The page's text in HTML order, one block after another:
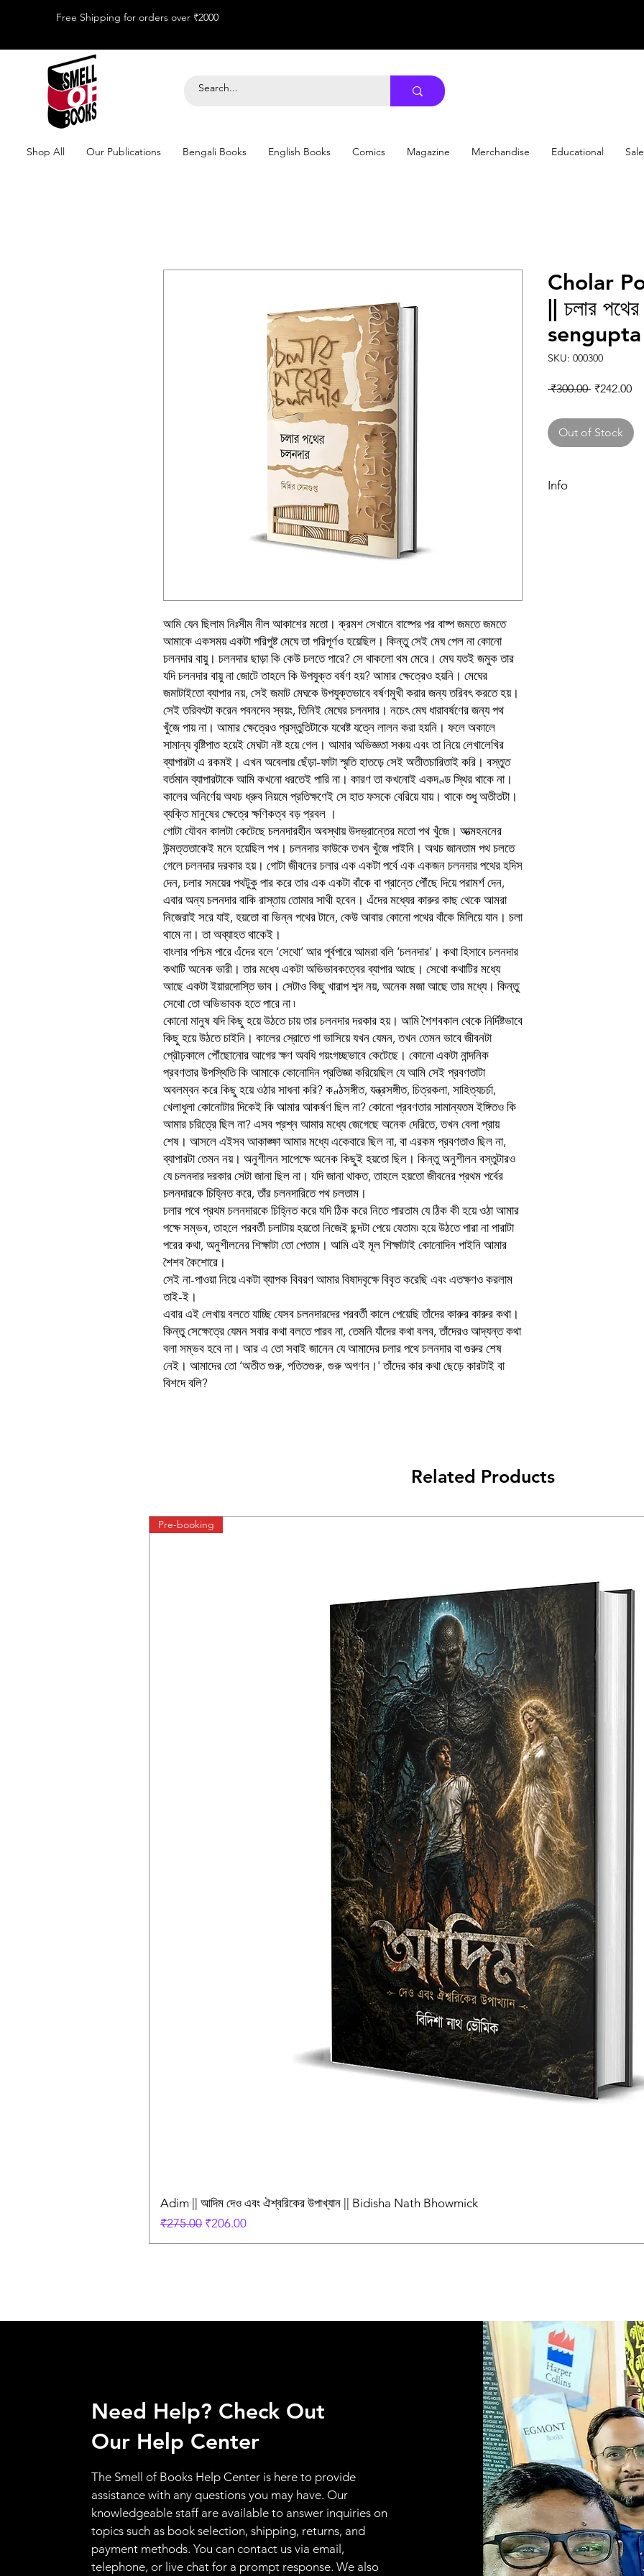
Free Shipping for orders over ₹2000
Shop All Our Publications Bengali Books English Books Comics Magazine Merchandise Educational Sale
আমি যেন ছিলাম নিঃসীম নীল আকাশের মতো। ক্রমশ সেখানে বাষ্পের পর বাষ্প জমতে জমতে
আমাকে একসময় একটা পরিপুষ্ট মেঘে তা পরিপূর্ণও হয়েছিল। কিন্তু সেই মেঘ পেল না কোনো
চলনদার বায়ু। চলনদার ছাড়া কি কেউ চলতে পারে? সে থাকলো থম মেরে। মেঘ যতই জমুক তার
যদি চলনদার বায়ু না জোটে তাহলে কি উপযুক্ত বর্ষণ হয়? আমার ক্ষেত্রেও হয়নি। মেঘের
জমাটাইতো ব্যাপার নয়, সেই জমাট মেঘকে উপযুক্তভাবে বর্ষণমুখী করার জন্য তরিবৎ করতে হয়।
সেই তরিবৎটা করেন পবনদেব স্বয়ং, তিনিই মেঘের চলনদার। নচেৎ মেঘ ধারাবর্ষণের জন্য পথ
খুঁজে পায় না। আমার ক্ষেত্রেও প্রস্তুতিটাকে যথেষ্ট যত্নে লালন করা হয়নি। ফলে অকালে
সামান্য বৃষ্টিপাত হয়েই মেঘটা নষ্ট হয়ে গেল। আমার অভিজ্ঞতা সঞ্চয় এবং তা নিয়ে লেখালেখির
ব্যাপারটা এ রকমই। এখন অবেলায় ছেঁড়া-ফাটা স্মৃতি হাতড়ে সেই অতীতচারিতাই করি। বস্তুত
বর্তমান ব্যাপারটাকে আমি কখনো ধরতেই পারি না। কারণ তা কখনোই একদণ্ড স্থির থাকে না।
কালের অনির্ণেয় অথচ ধ্রুব নিয়মে প্রতিক্ষণেই সে হাত ফসকে বেরিয়ে যায়। থাকে শুধু অতীতটা।
ব্যক্তি মানুষের ক্ষেত্রে ক্ষণিকত্ব বড় প্রবল ।
গোটা যৌবন কালটা কেটেছে চলনদারহীন অবস্থায় উদভ্রান্তের মতো পথ খুঁজে। আত্মহননের
উন্মত্ততাকেই মনে হয়েছিল পথ। চলনদার কাউকে তখন খুঁজে পাইনি। অথচ জানতাম পথ চলতে
গেলে চলনদার দরকার হয়। গোটা জীবনের চলার এক একটা পর্বে এক একজন চলনদার পথের হদিস
দেন, চলার সময়ের পথটুকু পার করে তার এক একটা বাঁকে বা প্রান্তে পৌঁছে দিয়ে পরামর্শ দেন,
এবার অন্য চলনদার বাকি রাস্তায় তোমার সাথী হবেন। এঁদের মধ্যের কারুর কাছ থেকে আমরা
নিজেরাই সরে যাই, হয়তো বা ভিন্ন পথের টানে, কেউ আবার কোনো পথের বাঁকে মিলিয়ে যান। চলা
থামে না। তা অব্যাহত থাকেই।
বাংলার পশ্চিম পারে এঁদের বলে ‘সেথো’ আর পূর্বপারে আমরা বলি ‘চলনদার’। কথা হিসাবে চলনদার
কথাটি অনেক ভারী। তার মধ্যে একটা অভিভাবকত্বের ব্যাপার আছে। সেথো কথাটির মধ্যে
আছে একটা ইয়ারদোস্তি ভাব। সেটাও কিছু খারাপ শব্দ নয়, অনেক মজা আছে তার মধ্যে। কিন্তু
সেথো তো অভিভাবক হতে পারে না ৷
কোনো মানুষ যদি কিছু হয়ে উঠতে চায় তার চলনদার দরকার হয়। আমি শৈশবকাল থেকে নির্দিষ্টভাবে
কিছু হয়ে উঠতে চাইনি। কালের স্রোতে গা ভাসিয়ে যখন যেমন, তখন তেমন ভাবে জীবনটা
প্রৌঢ়কালে পৌঁছোনোর আগের ক্ষণ অবধি গয়ংগচ্ছভাবে কেটেছে। কোনো একটা নান্দনিক
প্রবণতার উপস্থিতি কি আমাকে কোনোদিন প্রতিজ্ঞা করিয়েছিল যে আমি সেই প্রবণতাটা
অবলম্বন করে কিছু হয়ে ওঠার সাধনা করি? কণ্ঠসঙ্গীত, যন্ত্রসঙ্গীত, চিত্রকলা, সাহিত্যচর্চা,
খেলাধুলা কোনোটার দিকেই কি আমার আকর্ষণ ছিল না? কোনো প্রবণতার সামান্যতম ইঙ্গিতও কি
আমার চরিত্রে ছিল না? এসব প্রশ্ন আমার মধ্যে জেগেছে অনেক দেরিতে, তখন বেলা প্রায়
শেষ। আসলে এইসব আকাঙ্ক্ষা আমার মধ্যে একেবারে ছিল না, বা এরকম প্রবণতাও ছিল না,
ব্যাপারটা তেমন নয়। অনুশীলন সাপেক্ষে অনেক কিছুই হয়তো ছিল। কিন্তু অনুশীলন বস্তুটারও
যে চলনদার দরকার সেটা জানা ছিল না। যদি জানা থাকত, তাহলে হয়তো জীবনের প্রথম পর্বের
চলনদারকে চিহ্নিত করে, তাঁর চলনদারিতে পথ চলতাম।
চলার পথে প্রথম চলনদারকে চিহ্নিত করে যদি ঠিক করে নিতে পারতাম যে ঠিক কী হয়ে ওঠা আমার
পক্ষে সম্ভব, তাহলে পরবর্তী চলাটায় হয়তো নিজেই ছন্দটা পেয়ে যেতাম৷ হয়ে উঠতে পারা না পারাটা
পরের কথা, অনুশীলনের শিক্ষাটা তো পেতাম। আমি এই মূল শিক্ষাটাই কোনোদিন পাইনি আমার
শৈশব কৈশোরে।
সেই না-পাওয়া নিয়ে একটা ব্যাপক বিবরণ আমার বিষাদবৃক্ষে বিবৃত করেছি এবং এতক্ষণও করলাম
তাই-ই।
এবার এই লেখায় বলতে যাচ্ছি যেসব চলনদারদের পরবর্তী কালে পেয়েছি তাঁদের কারুর কারুর কথা।
কিন্তু সেক্ষেত্রে যেমন সবার কথা বলতে পারব না, তেমনি যাঁদের কথা বলব, তাঁদেরও আদ্যন্ত কথা
বলা সম্ভব হবে না। আর এ তো সবাই জানেন যে আমাদের চলার পথে চলনদার বা গুরুর শেষ
নেই। আমাদের তো ‘অতীত গুরু, পতিতগুরু, গুরু অগণন।' তাঁদের কার কথা ছেড়ে কারটাই বা
বিশদে বলি?
Cholar
|| চলার
sengupta
SKU: 000300
₹300.00 Regular
₹242.00
Out of Stock
Info
Related Products
Pre-booking
Adim || আদিম দেও এবং ঐশ্বরিকের উপাখ্যান || Bidisha Nath Bhowmick
Regular Price
₹275.00 Sale Price
₹206.00
Need Help? Check Out
Our Help Center
The Smell of Books Help Center is here to provide
assistance with any questions you may have. Our
knowledgeable staff are available to answer inquiries on
topics such as book selection, shipping, returns, and
payment methods. You can contact us via email,
telephone, or live chat for a prompt response. We also